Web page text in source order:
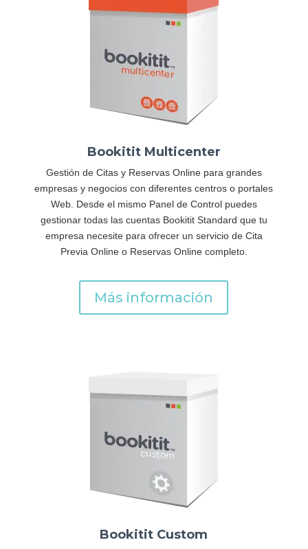
Bookitit Multicenter
Gestión de Citas y Reservas Online para grandes
empresas y negocios con diferentes centros o portales
Web. Desde el mismo Panel de Control puedes
gestionar todas las cuentas Bookitit Standard que tu
empresa necesite para ofrecer un servicio de Cita
Previa Online o Reservas Online completo.
Más información
Bookitit Custom